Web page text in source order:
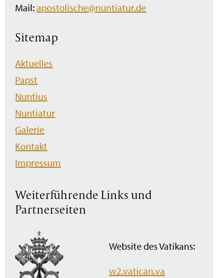
Mail:apostolische@nuntiatur.de
Sitemap
Navigation
überspringen
Aktuelles
Papst
Nuntius
Nuntiatur
Galerie
Kontakt
Impressum
Weiterführende Links und
Partnerseiten
Website des Vatikans:
w2.vatican.va